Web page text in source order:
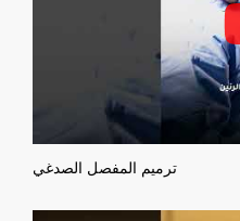
ترميم المفصل الصدغي